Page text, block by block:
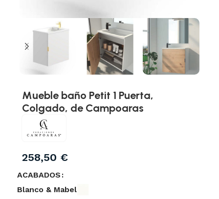
Mueble baño Petit 1 Puerta,
Colgado, de Campoaras
258,50 €
ACABADOS
Blanco & Mabel